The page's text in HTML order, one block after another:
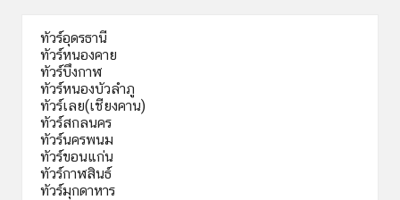
ทัวร์อุดรธานี
ทัวร์หนองคาย
ทัวร์บึงกาฬ
ทัวร์หนองบัวลำภู
ทัวร์เลย(เชียงคาน)
ทัวร์สกลนคร
ทัวร์นครพนม
ทัวร์ขอนแก่น
ทัวร์กาฬสินธ์
ทัวร์มุกดาหาร